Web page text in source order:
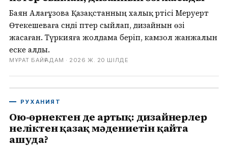
Баян Алағұзова Қазақстанның халық әртісі Меруерт
Өтекешеваға сәнді пәтер сыйлап, дизайнын өзі
жасаған. Түркияға жолдама беріп, камзол жанжалын
еске алды.
МҰРАТ БАЙҒАДАМ · 2026 Ж. 20 ШІЛДЕ
РУХАНИЯТ
Ою-өрнектен де артық: дизайнерлер
неліктен қазақ мәдениетін қайта
ашуда?